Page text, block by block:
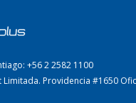
+56 2 2582 1100
Limitada. Providencia #1650